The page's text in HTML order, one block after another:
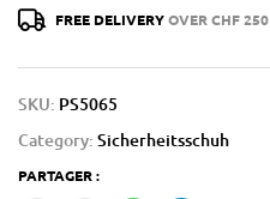
FREE DELIVERYOVER CHF 250
SKU: PS5065
Category: Sicherheitsschuh
PARTAGER :